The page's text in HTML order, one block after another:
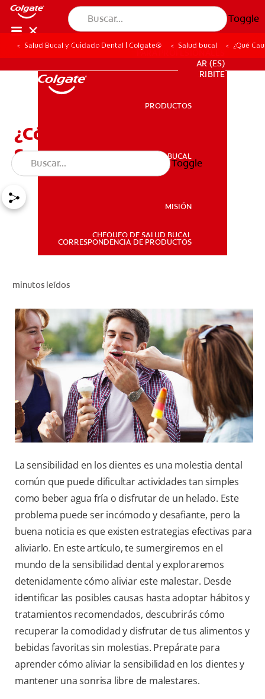
Toggle
SALUD BUCAL
PARA PROFESIONALES
AR (ES)
SUSCRIBITE
PARA PROFESIONALES
AR (ES)
SUSCRIBITE
PRODUCTOS
SALUD BUCAL
MISIÓN
CHEQUEO DE SALUD BUCAL
CORRESPONDENCIA DE PRODUCTOS
Toggle
Salud Bucal y Cuidado Dental | Colgate® Salud bucal ¿Qué
¿Cómo Aliviar la
Sensibilidad Dental?
minutos leídos
La sensibilidad en los dientes es una molestia dental
común que puede dificultar actividades tan simples
como beber agua fría o disfrutar de un helado. Este
problema puede ser incómodo y desafiante, pero la
buena noticia es que existen estrategias efectivas para
aliviarlo. En este artículo, te sumergiremos en el
mundo de la sensibilidad dental y exploraremos
detenidamente cómo aliviar este malestar. Desde
identificar las posibles causas hasta adoptar hábitos y
tratamientos recomendados, descubrirás cómo
recuperar la comodidad y disfrutar de tus alimentos y
bebidas favoritas sin molestias. Prepárate para
aprender cómo aliviar la sensibilidad en los dientes y
mantener una sonrisa libre de malestares.